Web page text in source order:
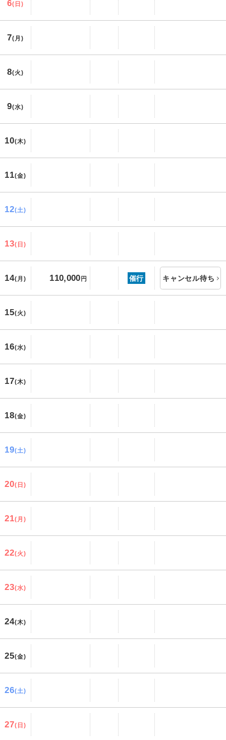
6(日)
7(月)
8(火)
9(水)
10(木)
11(金)
12(土)
13(日)
14(月) 110,000 円 催行 キャンセル待ち
15(火)
16(水)
17(木)
18(金)
19(土)
20(日)
21(月)
22(火)
23(水)
24(木)
25(金)
26(土)
27(日)